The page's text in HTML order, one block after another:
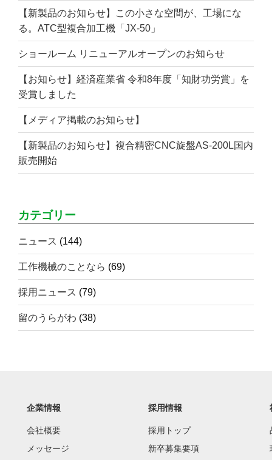
【新製品のお知らせ】この小さな空間が、工場にな
る。ATC型複合加工機「JX-50」
ショールーム リニューアルオープンのお知らせ
【お知らせ】経済産業省 令和8年度「知財功労賞」を
受賞しました
【メディア掲載のお知らせ】
【新製品のお知らせ】複合精密CNC旋盤AS-200L国内
販売開始
カテゴリー
ニュース (144)
工作機械のことなら (69)
採用ニュース (79)
留のうらがわ (38)
企業情報
会社概要
メッセージ
採用情報
採用トップ
新卒募集要項